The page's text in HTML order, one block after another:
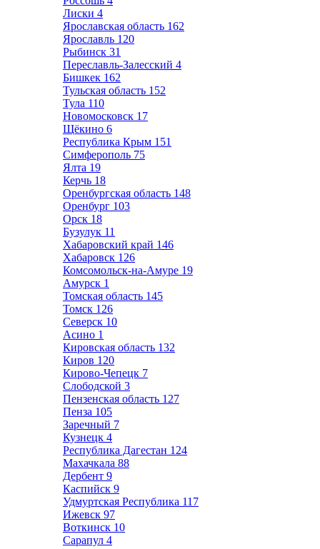
Лиски 4
Ярославская область 162
Ярославль 120
Рыбинск 31
Переславль-Залесский 4
Бишкек 162
Тульская область 152
Тула 110
Новомосковск 17
Щёкино 6
Республика Крым 151
Симферополь 75
Ялта 19
Керчь 18
Оренбургская область 148
Оренбург 103
Орск 18
Бузулук 11
Хабаровский край 146
Хабаровск 126
Комсомольск-на-Амуре 19
Амурск 1
Томская область 145
Томск 126
Северск 10
Асино 1
Кировская область 132
Киров 120
Кирово-Чепецк 7
Слободской 3
Пензенская область 127
Пенза 105
Заречный 7
Кузнецк 4
Республика Дагестан 124
Махачкала 88
Дербент 9
Каспийск 9
Удмуртская Республика 117
Ижевск 97
Воткинск 10
Сарапул 4